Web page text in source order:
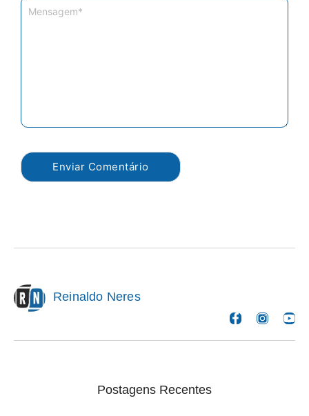
Reinaldo Neres
Postagens Recentes